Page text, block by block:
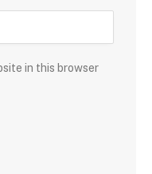
in this browser